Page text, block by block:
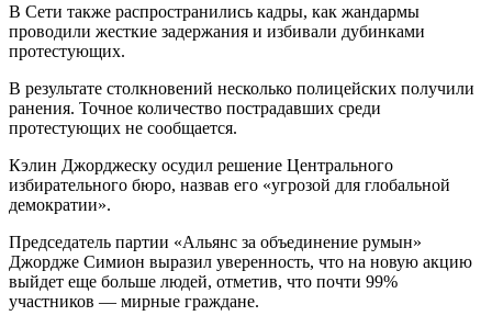
В Сети также распространились кадры, как жандармы
проводили жесткие задержания и избивали дубинками
протестующих.
В результате столкновений несколько полицейских получили
ранения. Точное количество пострадавших среди
протестующих не сообщается.
Кэлин Джорджеску осудил решение Центрального
избирательного бюро, назвав его «угрозой для глобальной
демократии».
Председатель партии «Альянс за объединение румын»
Джoрдже Симион выразил уверенность, что на новую акцию
выйдет еще больше людей, отметив, что почти 99%
участников — мирные граждане.